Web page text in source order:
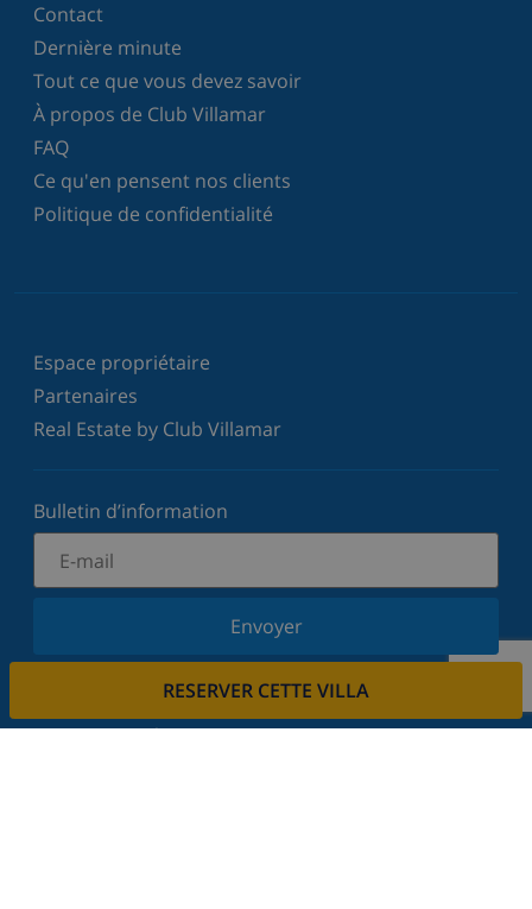
RESERVER CETTE VILLA
Contact
Dernière minute
Tout ce que vous devez savoir
À propos de Club Villamar
FAQ
Ce qu'en pensent nos clients
Politique de confidentialité
Espace propriétaire
Partenaires
Real Estate by Club Villamar
Bulletin d’information
Envoyer
Inscrivez-vous à notre newsletter et restez informé
votre vie privée.